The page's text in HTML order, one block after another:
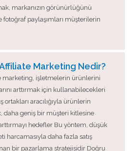
markanızın görünürlüğünü
fotoğraf paylaşımları müşterilerin
Marketing Nedir?
marketing, işletmelerin ürünlerini
arttırmak için kullanabilecekleri
ortakları aracılığıyla ürünlerin
daha geniş bir müşteri kitlesine
hedefler Bu yöntem, düşük
harcamasıyla daha fazla satış
bir pazarlama stratejisidir Doğru